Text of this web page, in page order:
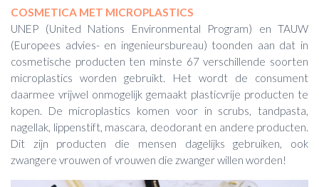
COSMETICA MET MICROPLASTICS
UNEP (United Nations Environmental Program) en TAUW
(Europees advies- en ingenieursbureau) toonden aan dat in
cosmetische producten ten minste 67 verschillende soorten
microplastics worden gebruikt. Het wordt de consument
daarmee vrijwel onmogelijk gemaakt plasticvrije producten te
kopen. De microplastics komen voor in scrubs, tandpasta,
nagellak, lippenstift, mascara, deodorant en andere producten.
Dit zijn producten die mensen dagelijks gebruiken, ook
zwangere vrouwen of vrouwen die zwanger willen worden!